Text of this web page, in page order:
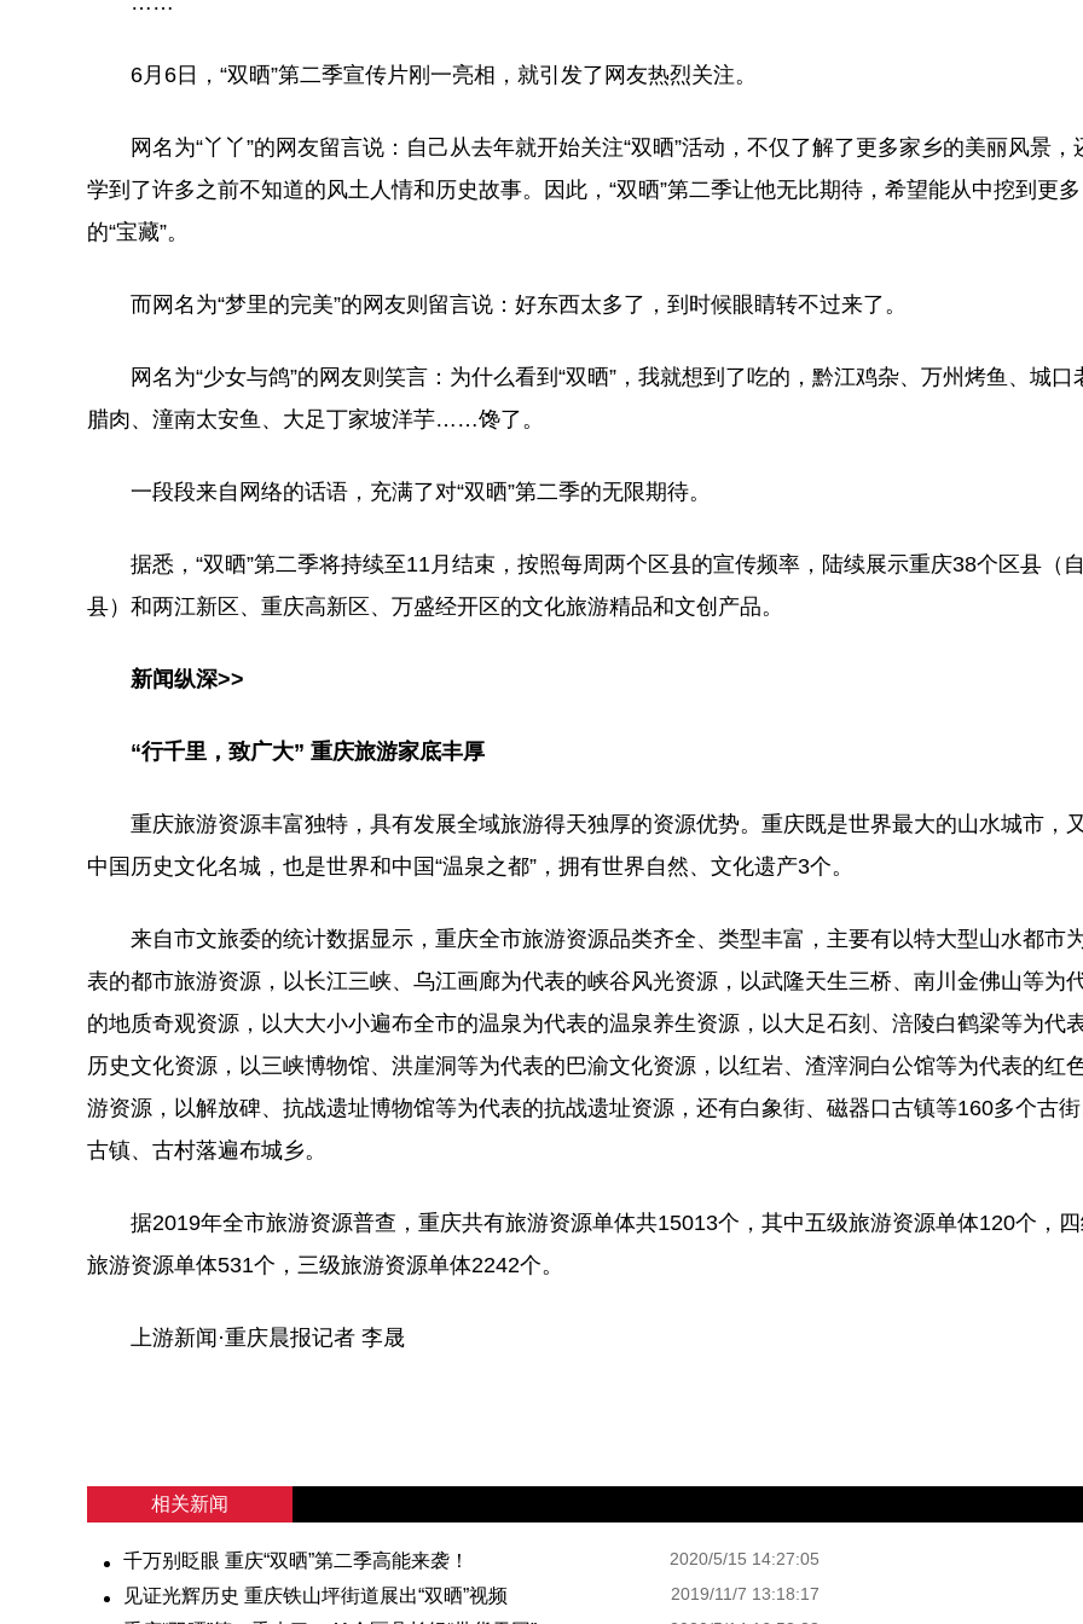
6月6日，“双晒”第二季宣传片刚一亮相，就引发了网友热烈关注。
网名为“丫丫”的网友留言说：自己从去年就开始关注“双晒”活动，不仅了解了更多家乡的美丽风景，
学到了许多之前不知道的风土人情和历史故事。因此，“双晒”第二季让他无比期待，希望能从中挖到更多
的“宝藏”。
而网名为“梦里的完美”的网友则留言说：好东西太多了，到时候眼睛转不过来了。
网名为“少女与鸽”的网友则笑言：为什么看到“双晒”，我就想到了吃的，黔江鸡杂、万州烤鱼、城口
腊肉、潼南太安鱼、大足丁家坡洋芋……馋了。
一段段来自网络的话语，充满了对“双晒”第二季的无限期待。
据悉，“双晒”第二季将持续至11月结束，按照每周两个区县的宣传频率，陆续展示重庆38个区县（
县）和两江新区、重庆高新区、万盛经开区的文化旅游精品和文创产品。
新闻纵深>>
“行千里，致广大” 重庆旅游家底丰厚
重庆旅游资源丰富独特，具有发展全域旅游得天独厚的资源优势。重庆既是世界最大的山水城市，
中国历史文化名城，也是世界和中国“温泉之都”，拥有世界自然、文化遗产3个。
来自市文旅委的统计数据显示，重庆全市旅游资源品类齐全、类型丰富，主要有以特大型山水都市
表的都市旅游资源，以长江三峡、乌江画廊为代表的峡谷风光资源，以武隆天生三桥、南川金佛山等为
的地质奇观资源，以大大小小遍布全市的温泉为代表的温泉养生资源，以大足石刻、涪陵白鹤梁等为代
历史文化资源，以三峡博物馆、洪崖洞等为代表的巴渝文化资源，以红岩、渣滓洞白公馆等为代表的红
游资源，以解放碑、抗战遗址博物馆等为代表的抗战遗址资源，还有白象街、磁器口古镇等160多个古
古镇、古村落遍布城乡。
据2019年全市旅游资源普查，重庆共有旅游资源单体共15013个，其中五级旅游资源单体120个，
旅游资源单体531个，三级旅游资源单体2242个。
上游新闻·重庆晨报记者 李晟
相关新闻
2020/5/15 14:27:05
千万别眨眼 重庆“双晒”第二季高能来袭！
2019/11/7 13:18:17
见证光辉历史 重庆铁山坪街道展出“双晒”视频